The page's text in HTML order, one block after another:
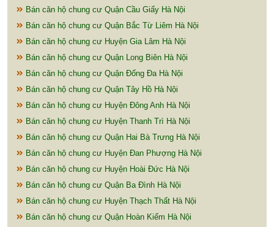
Bán căn hộ chung cư Quận Cầu Giấy Hà Nội
Bán căn hộ chung cư Quận Bắc Từ Liêm Hà Nội
Bán căn hộ chung cư Huyện Gia Lâm Hà Nội
Bán căn hộ chung cư Quận Long Biên Hà Nội
Bán căn hộ chung cư Quận Đống Đa Hà Nội
Bán căn hộ chung cư Quận Tây Hồ Hà Nội
Bán căn hộ chung cư Huyện Đông Anh Hà Nội
Bán căn hộ chung cư Huyện Thanh Trì Hà Nội
Bán căn hộ chung cư Quận Hai Bà Trưng Hà Nội
Bán căn hộ chung cư Huyện Đan Phượng Hà Nội
Bán căn hộ chung cư Huyện Hoài Đức Hà Nội
Bán căn hộ chung cư Quận Ba Đình Hà Nội
Bán căn hộ chung cư Huyện Thạch Thất Hà Nội
Bán căn hộ chung cư Quận Hoàn Kiếm Hà Nội